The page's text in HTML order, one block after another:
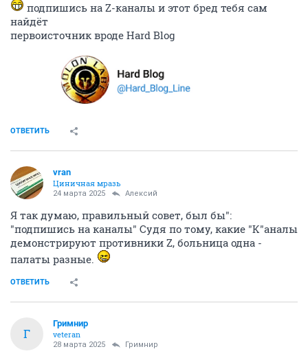
подпишись на Z-каналы и этот бред тебя сам
найдёт
первоисточник вроде Hard Blog
ОТВЕТИТЬ
vran
Циничная мразь
24 марта 2025 Алексий
Я так думаю, правильный совет, был бы":
"подпишись на каналы" Судя по тому, какие "К"аналы
демонстрируют противники Z, больница одна -
палаты разные.
ОТВЕТИТЬ
Г
Гримнир
veteran
28 марта 2025 Гримнир